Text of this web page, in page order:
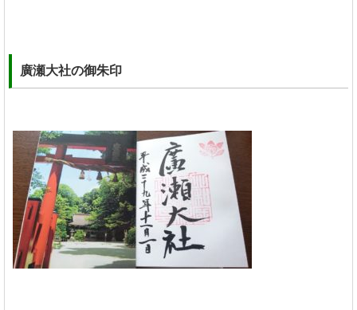
廣瀬大社の御朱印